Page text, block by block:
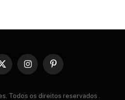
X
InstagramPinterest
Todos os direitos reservados .